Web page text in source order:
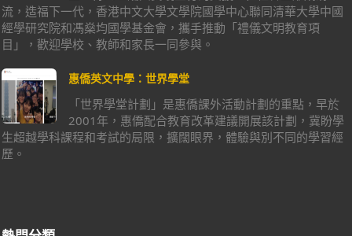
目」，歡迎學校、教師和家長一同參與。
惠僑英文中學：世界學堂
2001年，惠僑配合教育改革建議開展該計劃，冀盼學
生超越學科課程和考試的局限，擴闊眼界，體驗與別不同的學習經
歷。